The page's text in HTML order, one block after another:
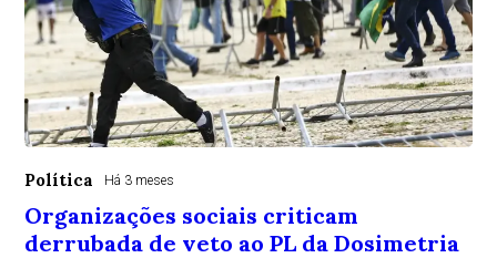
Política Há 3 meses
Organizações sociais criticam
derrubada de veto ao PL da Dosimetria